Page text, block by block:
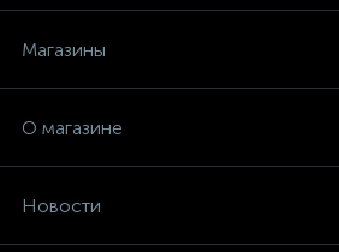
Магазины
О магазине
Новости